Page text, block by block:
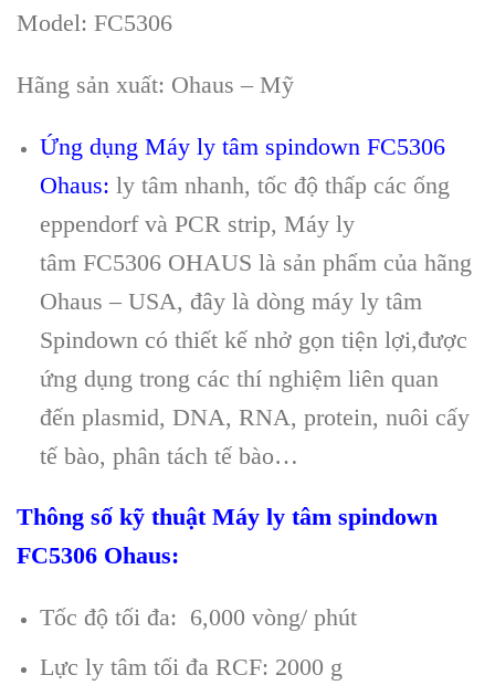
Model: FC5306
Hãng sản xuất: Ohaus – Mỹ
Ứng dụng Máy ly tâm spindown FC5306
Ohaus: ly tâm nhanh, tốc độ thấp các ống
eppendorf và PCR strip, Máy ly
tâm FC5306 OHAUS là sản phẩm của hãng
Ohaus – USA, đây là dòng máy ly tâm
Spindown có thiết kế nhở gọn tiện lợi,được
ứng dụng trong các thí nghiệm liên quan
đến plasmid, DNA, RNA, protein, nuôi cấy
tế bào, phân tách tế bào…
Thông số kỹ thuật Máy ly tâm spindown
FC5306 Ohaus:
Tốc độ tối đa: 6,000 vòng/ phút
Lực ly tâm tối đa RCF: 2000 g